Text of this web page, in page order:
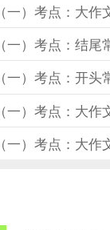
一）考点：大作
一）考点：结尾
一）考点：开头
一）考点：大作
一）考点：大作